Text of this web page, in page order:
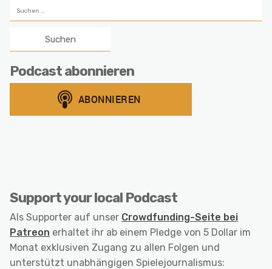
nach:
Podcast abonnieren
Support your local Podcast
Als Supporter auf unser Crowdfunding-Seite bei
Patreon erhaltet ihr ab einem Pledge von 5 Dollar im
Monat exklusiven Zugang zu allen Folgen und
unterstützt unabhängigen Spielejournalismus: